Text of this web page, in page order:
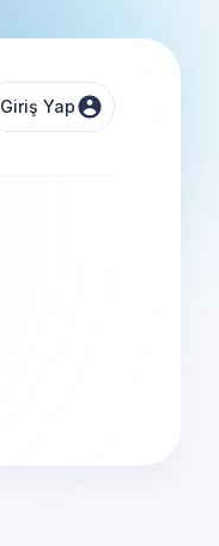
Giriş Yap